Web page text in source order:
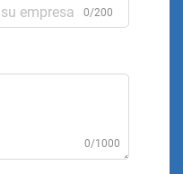
0/200
0/1000